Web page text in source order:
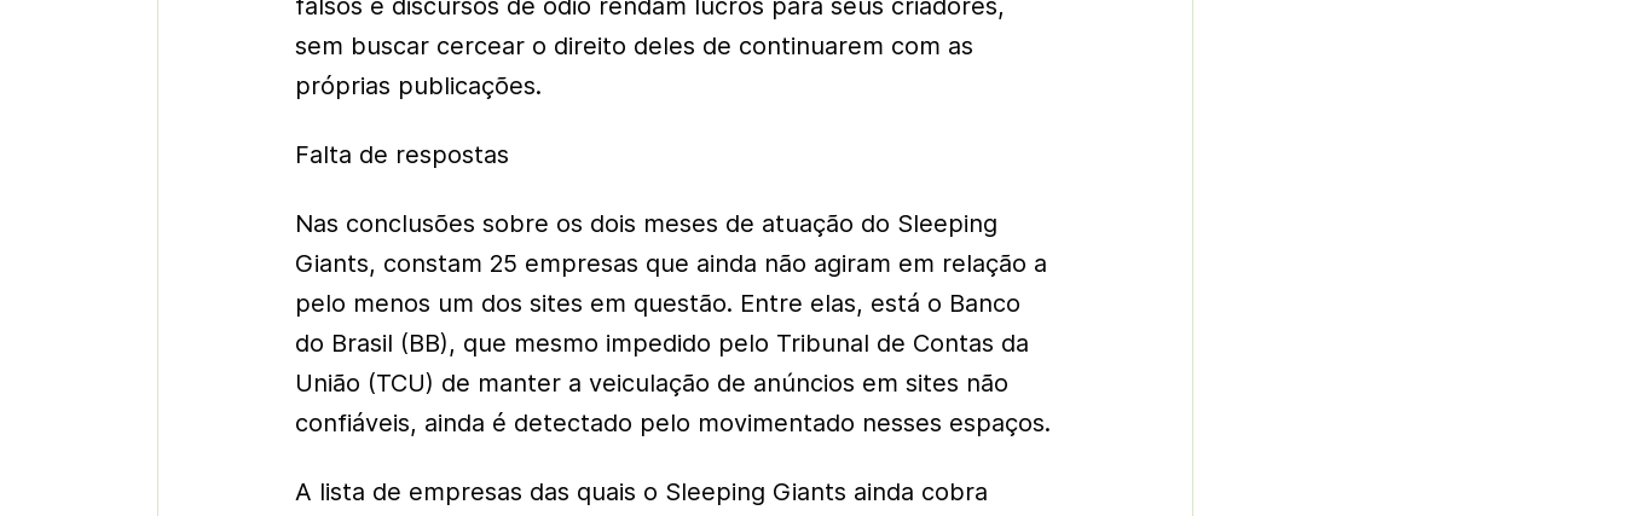
falsos e discursos de ódio rendam lucros para seus criadores,
sem buscar cercear o direito deles de continuarem com as
próprias publicações.
Falta de respostas
Nas conclusões sobre os dois meses de atuação do Sleeping
Giants, constam 25 empresas que ainda não agiram em relação a
pelo menos um dos sites em questão. Entre elas, está o Banco
do Brasil (BB), que mesmo impedido pelo Tribunal de Contas da
União (TCU) de manter a veiculação de anúncios em sites não
confiáveis, ainda é detectado pelo movimentado nesses espaços.
A lista de empresas das quais o Sleeping Giants ainda cobra